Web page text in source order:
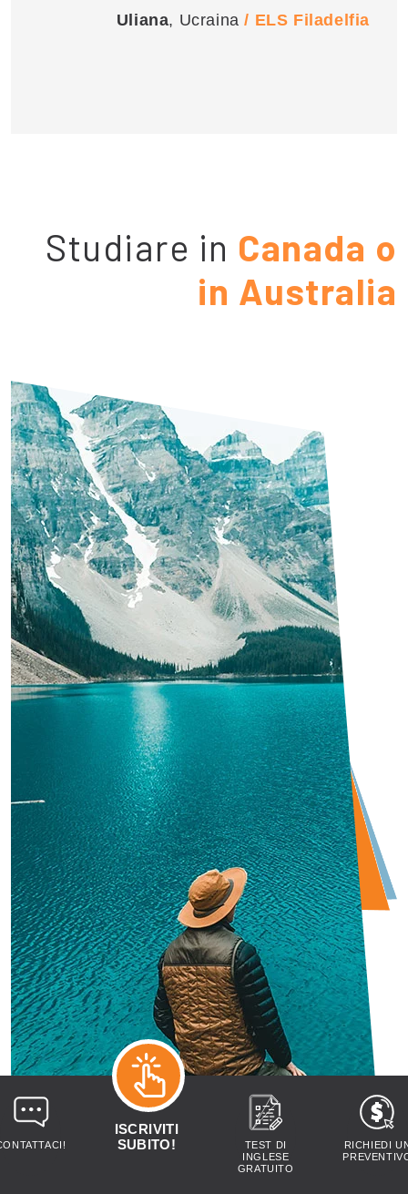
RICHIEDI
TEST DI
INGLESE
GRATUITO
ISCRIVITI
SUBITO!
Uliana, Ucraina/ ELS Filadelfia
Studiare in Canada o
in Australia